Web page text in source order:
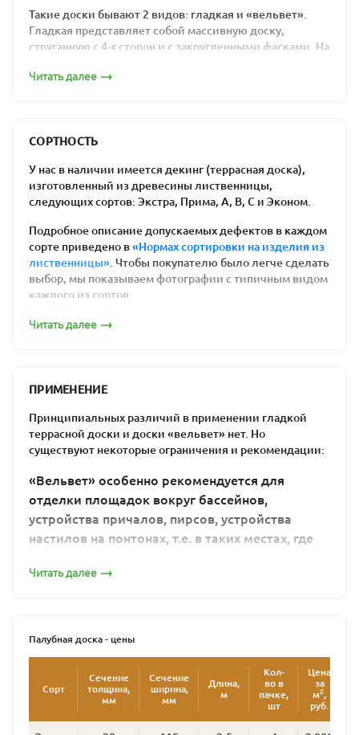
вы можете быть уверены в качестве материала и
соответствии заявленному сорту. Мы дорожим своей
репутацией. Изучите
подробные нормы сортировки
Сортность палубной доски из лиственницы влияет
Дополнительные услуги
Любой пиломатериал нуждается в дополнительной
обработке специальными пропитками, и покраске (по
желанию). Наши специалисты могут осуществить
покраску палубной доски, а также обработку защитным
маслом.
Такие доски бывают 2 видов: гладкая и «вельвет».
Гладкая представляет собой массивную доску,
струганную с 4-х сторон и с закругленными фасками. На
выфрезерована мелкая волна с шагом 2-4 мм.
Палубная доска 28х115 гладкая
Палубная доска 28х140 гладкая
Палубная доска 35х145 гладкая
Читать далее
СОРТНОСТЬ
У нас в наличии имеется декинг (террасная доска),
изготовленный из древесины лиственницы,
следующих сортов: Экстра, Прима, А, В, С и Эконом.
Подробное описание допускаемых дефектов в каждом
сорте приведено в«Нормах сортировки на изделия из
лиственницы» . Чтобы покупателю было легче сделать
выбор, мы показываем фотографии с типичным видом
каждого из сортов.
ТД гладкая Сорт «Экстра»
ТД гладкая Сорт А
Читать далее
ПРИМЕНЕНИЕ
Принципиальных различий в применении гладкой
террасной доски и доски «вельвет» нет. Но
существуют некоторые ограничения и рекомендации:
«Вельвет» особенно рекомендуется для
отделки площадок вокруг бассейнов,
устройства причалов, пирсов, устройства
настилов на понтонах, т.е. в таких местах, где
поскользнуться. Ведь недаром этот профиль
«Вельвет» не рекомендуется для отделки мест
с большим трафиком (большим потоком
посетителей), для площадок, на которых будет
располагаться тяжелая мебель, для
изготовления ступеней лестниц. Он может в
таких местах неравномерно стираться,
Читать далее
Палубная доска - цены
Сорт
Сечение
толщина,
мм
Сечение
ширина,
мм
Длина,
м
Кол-
во в
пачке,
шт
Цена
за
м2,
руб.